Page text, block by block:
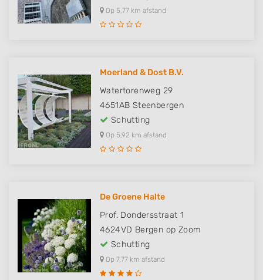
Op 5,77 km afstand
Moerland & Dost B.V.
Watertorenweg 29
4651AB Steenbergen
Schutting
Op 5,92 km afstand
De Groene Halte
Prof. Dondersstraat 1
4624VD Bergen op Zoom
Schutting
Op 7,77 km afstand